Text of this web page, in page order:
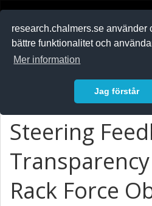
research.chalmers.se använder
bättre funktionalitet och
Mer information
Jag förstår
Steering
Rack Force